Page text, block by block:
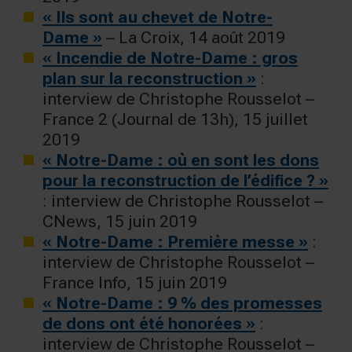
« Ils sont au chevet de Notre-
Dame » – La Croix, 14 août 2019
« Incendie de Notre-Dame : gros
plan sur la reconstruction » :
interview de Christophe Rousselot –
France 2 (Journal de 13h), 15 juillet
2019
« Notre-Dame : où en sont les dons
pour la reconstruction de l’édifice ? »
: interview de Christophe Rousselot –
CNews, 15 juin 2019
« Notre-Dame : Première messe » :
interview de Christophe Rousselot –
France Info, 15 juin 2019
« Notre-Dame : 9 % des promesses
de dons ont été honorées » :
interview de Christophe Rousselot –